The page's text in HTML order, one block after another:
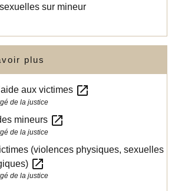
sur mineur
plus
aux victimes open_in_new
de la justice
mineurs open_in_new
de la justice
(violences physiques, sexuelles
open_in_new
de la justice